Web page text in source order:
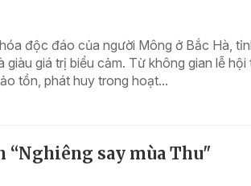
độc đáo của người Mông ở Bắc Hà,
giàu giá trị biểu cảm. Từ không gian lễ hội
tồn, phát huy trong hoạt...
“Nghiêng say mùa Thu"